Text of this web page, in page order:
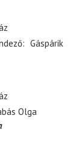
Gáspárik
Olga